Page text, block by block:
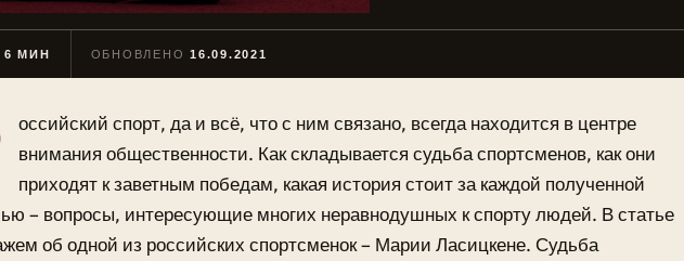
6 МИН ОБНОВЛЕНО16.09.2021
оссийский спорт, да и всё, что с ним связано, всегда находится в центре
внимания общественности. Как складывается судьба спортсменов, как они
приходят к заветным победам, какая история стоит за каждой полученной
– вопросы, интересующие многих неравнодушных к спорту людей. В статье
об одной из российских спортсменок – Марии Ласицкене. Судьба